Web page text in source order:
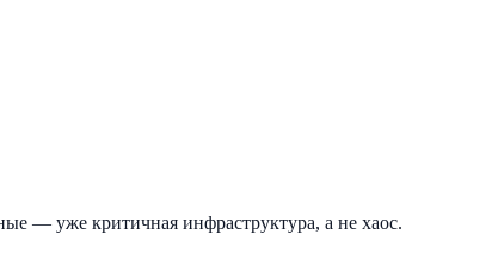
— уже критичная инфраструктура, а не хаос.